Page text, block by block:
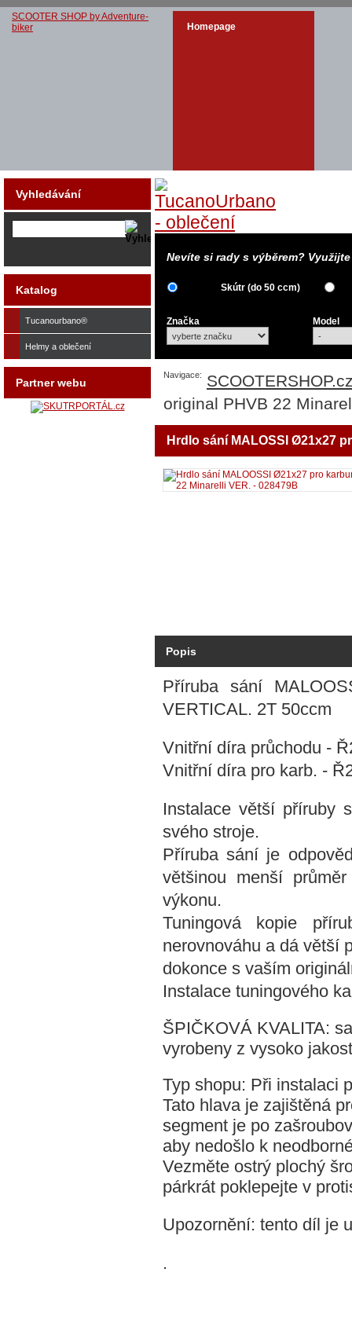
SCOOTER SHOP by Adventure-
biker
Homepage
Nevíte si rady s výběrem?
Skútr (do 50 ccm)
Značka Model
Navigace:
original PHVB 22
Hrdlo sání MALOSSI Ø21x27
Popis
Příruba sání
VERTICAL. 2T 50ccm
Vnitřní díra průchodu -
Vnitřní díra pro karb. -
Instalace větší příruby
svého stroje.
Příruba sání je
většinou menší
výkonu.
Tuningová kopie
nerovnováhu a dá větší
dokonce s vaším
Instalace tuningového
ŠPIČKOVÁ KVALITA:
vyrobeny z vysoko
Typ shopu: Při instalaci
Tato hlava je zajištěná
segment je po
aby nedošlo k
Vezměte ostrý plochý
párkrát poklepejte v
Upozornění: tento díl je
.
Vyhledávání
Katalog
Tucanourbano®
Helmy a oblečení
Partner webu